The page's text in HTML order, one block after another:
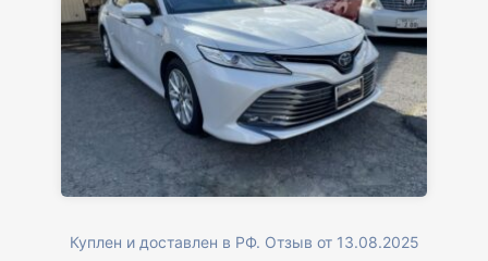
Куплен и доставлен в РФ. Отзыв от 13.08.2025